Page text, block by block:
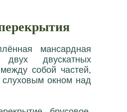
мансардная
двускатных
собой частей,
окном над